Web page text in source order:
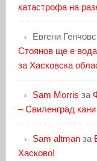
катастрофа на
Евгени
Стоянов ще е
за Хасковска
Sam Morris за
– Свиленград
Sam altmanза
Хасково!